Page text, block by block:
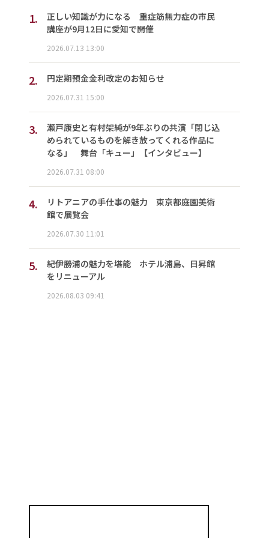
1.
正しい知識が力になる 重症筋無力症の市民
講座が9月12日に愛知で開催
2026.07.13 13:00
2. 円定期預金金利改定のお知らせ
2026.07.31 15:00
3.
瀬戸康史と有村架純が9年ぶりの共演「閉じ込
められているものを解き放ってくれる作品に
なる」 舞台「キュー」【インタビュー】
2026.07.31 08:00
4.
リトアニアの手仕事の魅力 東京都庭園美術
館で展覧会
2026.07.30 11:01
5.
紀伊勝浦の魅力を堪能 ホテル浦島、日昇館
をリニューアル
2026.08.03 09:41